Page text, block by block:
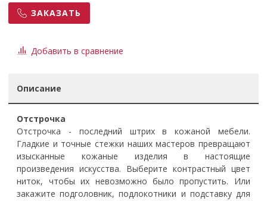
ЗАКАЗАТЬ
Добавить в сравнение
Описание
Отстрочка
Отстрочка - последний штрих в кожаной мебели.
Гладкие и точные стежки наших мастеров превращают
изысканные кожаные изделия в настоящие
произведения искусства. Выберите контрастный цвет
ниток, чтобы их невозможно было пропустить. Или
закажите подголовник, подлокотники и подставку для